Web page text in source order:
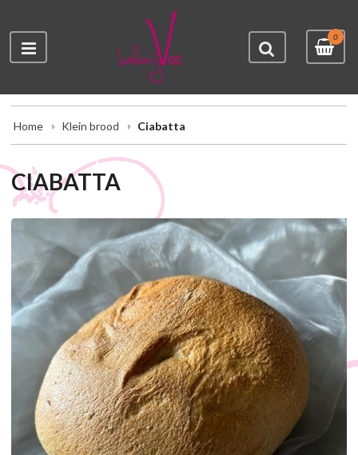
0
Home Klein brood Ciabatta
CIABATTA